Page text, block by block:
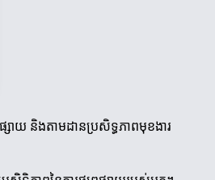
យ និងតាមដានប្រសិទ្ធភាពមុខងារ